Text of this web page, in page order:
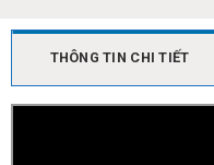
THÔNG TIN CHI TIẾT